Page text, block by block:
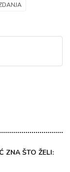
ZNA ŠTO ŽELI: